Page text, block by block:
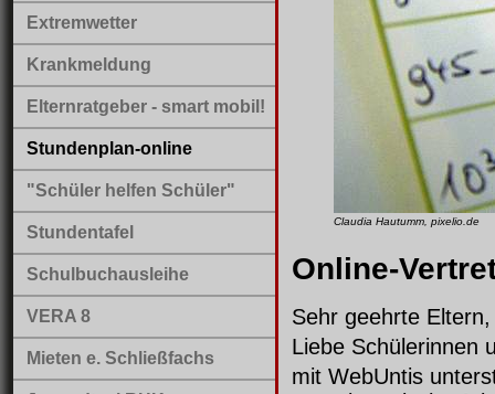
Extremwetter
Krankmeldung
Elternratgeber - smart mobil!
Stundenplan-online
"Schüler helfen Schüler"
Stundentafel
Schulbuchausleihe
VERA 8
Mieten e. Schließfachs
Claudia Hautumm, pixelio.de
Online-
Sehr geehrte Eltern,
Liebe Schülerinnen
mit WebUntis